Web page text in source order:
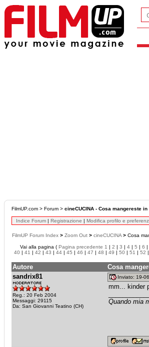
FilmUP.com > Forum > cineCUCINA - Cosa mangereste
Indice Forum | Registrazione | Modifica profilo e
FilmUP Forum Index > Zoom Out > cineCUCINA > Cosa
Vai alla pagina ( Pagina precedente 1 | 2 | 3 | 4 | 5 | 6 |
40 | 41 | 42 | 43 | 44 | 45 | 46 | 47 | 48 | 49 | 50 | 51 | 52 |
Autore
Cosa
sandrix81
Reg.: 20 Feb 2004
Messaggi: 29115
Da: San Giovanni Teatino (CH)
Inviato: 19-
mm... kinder
Quando mia